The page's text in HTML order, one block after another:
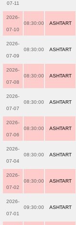
07-11
2026-
07-10
08:30:00 ASHTART
2026-
07-09
08:30:00 ASHTART
2026-
07-08
08:30:00 ASHTART
2026-
07-07
08:30:00 ASHTART
2026-
07-06
08:30:00 ASHTART
2026-
07-04
08:30:00 ASHTART
2026-
07-02
08:30:00 ASHTART
2026-
07-01
09:30:00 ASHTART